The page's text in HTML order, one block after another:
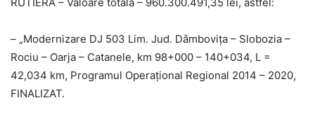
– „Modernizare DJ 503 Lim. Jud. Dâmbovița – Slobozia –
Rociu – Oarja – Catanele, km 98+000 – 140+034, L =
42,034 km, Programul Operațional Regional 2014 – 2020,
FINALIZAT.